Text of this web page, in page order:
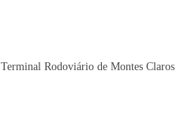
Terminal Rodoviário de Montes Claros